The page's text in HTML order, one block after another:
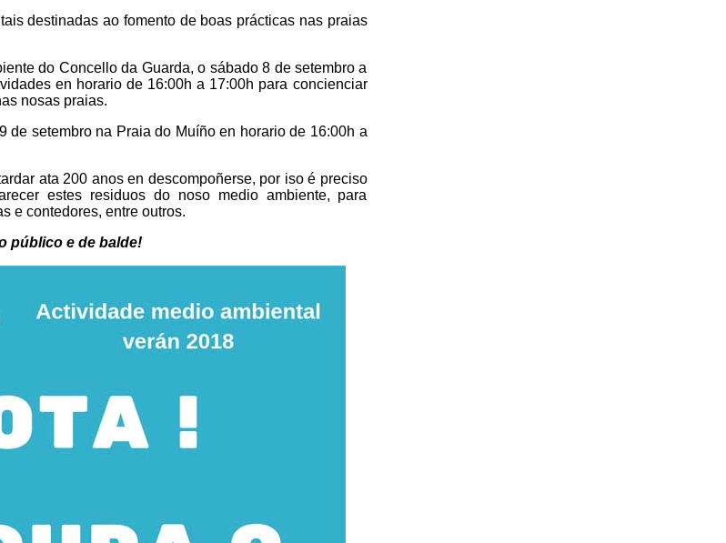
destinadas ao fomento de boas prácticas nas praias
do Concello da Guarda, o sábado 8 de setembro a
en horario de 16:00h a 17:00h para concienciar
nosas praias.
setembro na Praia do Muíño en horario de 16:00h a
ata 200 anos en descompoñerse, por iso é preciso
estes residuos do noso medio ambiente, para
e contedores, entre outros.
público e de balde!